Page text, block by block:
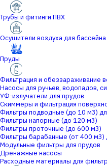
Трубы и фитинги ПВХ
Осушители воздуха для бассейна
Пруды
Фильтрация и обеззараживание
Насосы для ручьев, водопадов,
УФ-излучатели для прудов
Скиммеры и фильтрация
Фильтры подводные (до 10 м3)
Фильтры напорные (до 120 м3)
Фильтры проточные (до 600 м3)
Фильтры барабанные (от 400 м3)
Модульные фильтры для прудов
Дренажные насосы
Расходные материалы для